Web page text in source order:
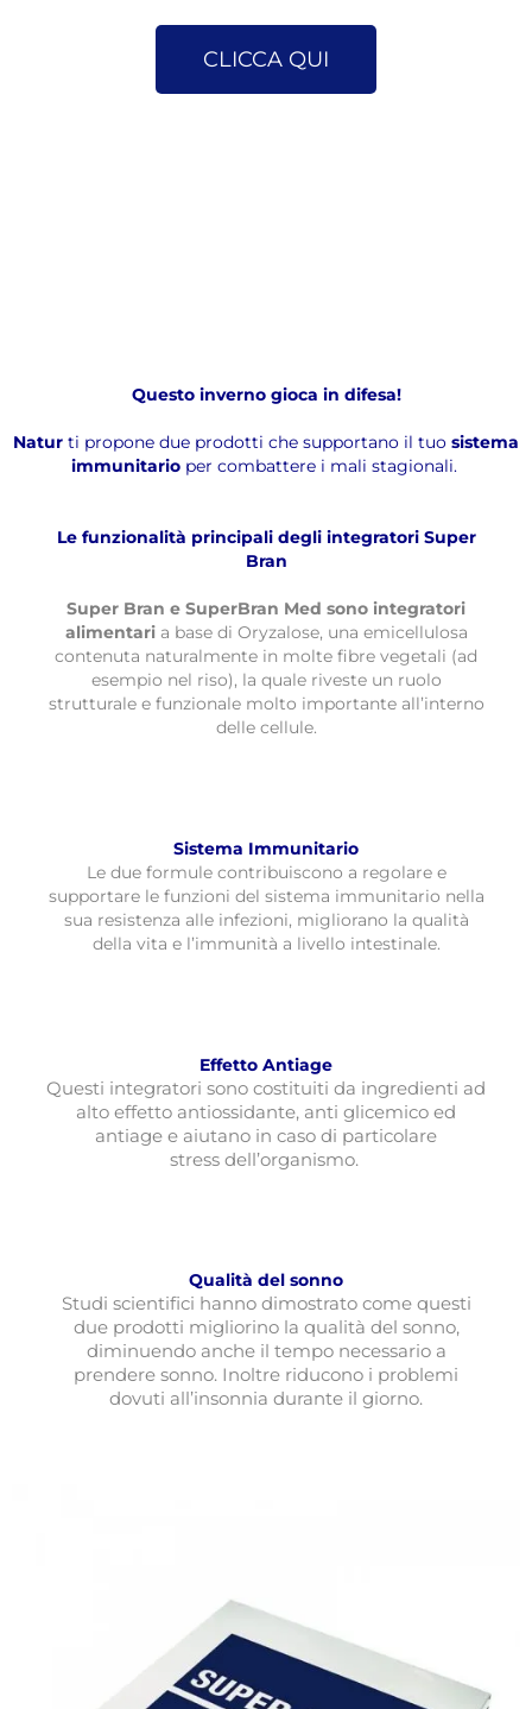
CLICCA QUI
Questo inverno gioca in difesa!
Natur ti propone due prodotti che supportano il tuo sistema
immunitario per combattere i mali stagionali.
Le funzionalità principali degli integratori Super
Bran
Super Bran e SuperBran Med sono integratori
alimentaria base di Oryzalose, una emicellulosa
contenuta naturalmente in molte fibre vegetali (ad
esempio nel riso), la quale riveste un ruolo
strutturale e funzionale molto importante all’interno
delle cellule.
Sistema Immunitario
Le due formule contribuiscono a regolare e
supportare le funzioni del sistema immunitario nella
sua resistenza alle infezioni, migliorano la qualità
della vita e l’immunità a livello intestinale.
Effetto Antiage
Questi integratori sono costituiti da ingredienti ad
alto effetto antiossidante, anti glicemico ed
antiage e aiutano in caso di particolare
stress dell’organismo.
Qualità del sonno
Studi scientifici hanno dimostrato come questi
due prodotti migliorino la qualità del sonno,
diminuendo anche il tempo necessario a
prendere sonno. Inoltre riducono i problemi
dovuti all’insonnia durante il giorno.